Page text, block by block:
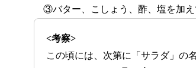
③バター、こしょう、酢、塩を加え
<考察>
この頃には、次第に「サラダ」の